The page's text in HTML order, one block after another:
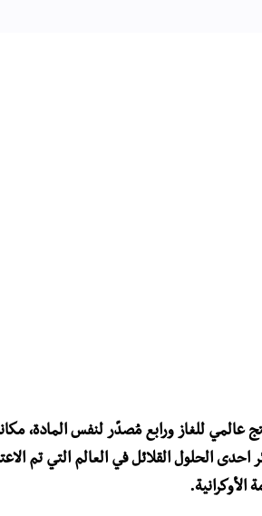
عالمي للغاز ورابع مُصدّر لنفس المادة،
احدى الحلول القلائل في العالم التي تم
الأوكرانية.